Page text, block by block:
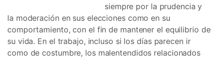
siempre por la prudencia y
la moderación en sus elecciones como en su
comportamiento, con el fin de mantener el equilibrio de
su vida. En el trabajo, incluso si los días parecen ir
como de costumbre, los malentendidos relacionados